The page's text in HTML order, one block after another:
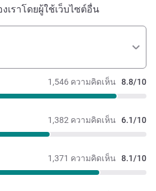
เราโดยผู้ใช้เว็บไซต์อื่น
1,546 ความคิดเห็น 8.8/10
1,382 ความคิดเห็น 6.1/10
1,371 ความคิดเห็น 8.1/10